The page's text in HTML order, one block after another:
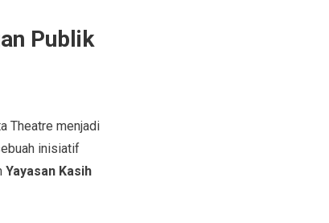
Publik
Theatre menjadi
inisiatif
Yayasan Kasih